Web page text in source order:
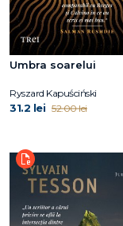
Umbra soarelui
Ryszard Kapuściński
31.2 lei 52.00 lei